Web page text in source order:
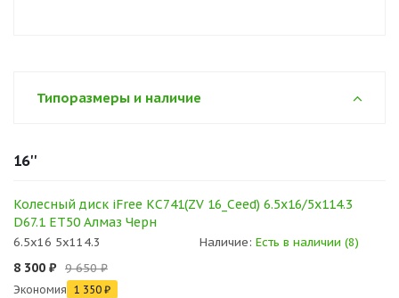
Типоразмеры и наличие
16''
Колесный диск iFree КС741(ZV 16_Ceed) 6.5x16/5x114.3
D67.1 ET50 Алмаз Черн
6.5x16 5x114.3 Наличие: Есть в наличии (8)
8 300 ₽ 9 650 ₽
Экономия 1 350 ₽